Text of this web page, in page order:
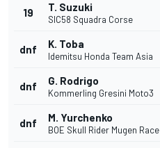
19 T. Suzuki
SIC58 Squadra Corse
dnf K. Toba
Idemitsu Honda Team Asia
dnf G. Rodrigo
Kommerling Gresini Moto3
dnf M. Yurchenko
BOE Skull Rider Mugen Race